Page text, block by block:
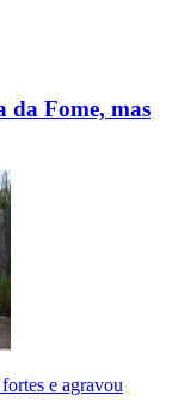
da Fome, mas
e agravou